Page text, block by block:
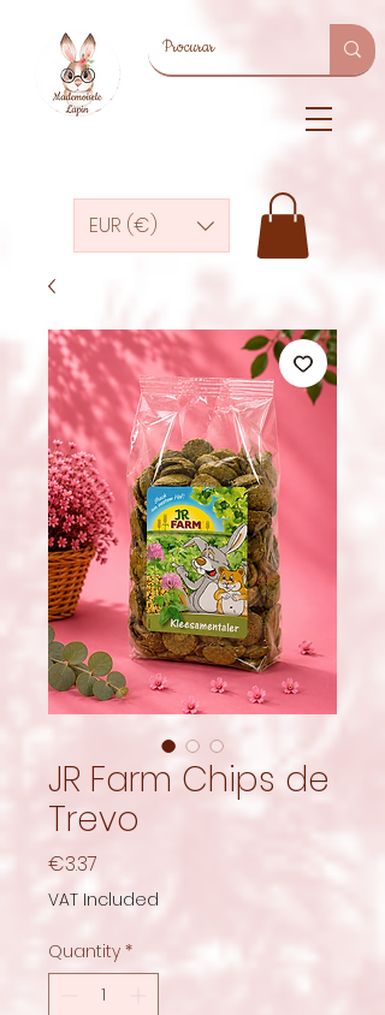
EUR (€)
JR Farm Chips de
Trevo
€3.37
VAT Included
Quantity *